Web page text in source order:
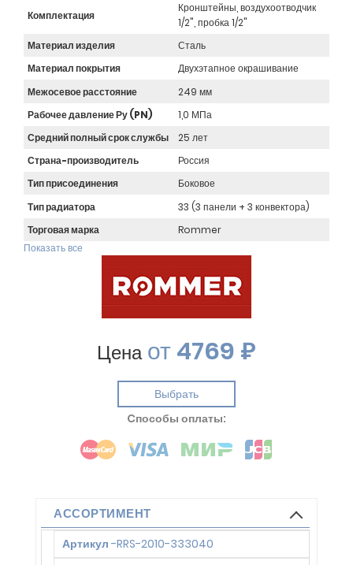
Комплектация
Кронштейны, воздухоотводчик
1/2", пробка 1/2"
Материал изделия
Сталь
Материал покрытия
Двухэтапное окрашивание
Межосевое расстояние
249 мм
Рабочее давление Ру (PN)
1,0 МПа
Средний полный срок службы
25 лет
Страна-производитель
Россия
Тип присоединения
Боковое
Тип радиатора
33 (3 панели + 3 конвектора)
Торговая марка
Rommer
Показать все
Ценаот4769 ₽
Выбрать
Cпособы оплаты:
АССОРТИМЕНТ
Артикул -RRS-2010-333040